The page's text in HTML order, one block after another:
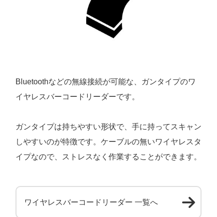
Bluetoothなどの無線接続が可能な、ガンタイプのワ
イヤレスバーコードリーダーです。
ガンタイプは持ちやすい形状で、手に持ってスキャン
しやすいのが特徴です。ケーブルの無いワイヤレスタ
イプなので、ストレスなく作業することができます。
ワイヤレスバーコードリーダー 一覧へ